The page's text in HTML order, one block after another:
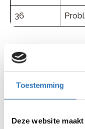
Toestemming
Deze website
36
Bafang
per
Bafang